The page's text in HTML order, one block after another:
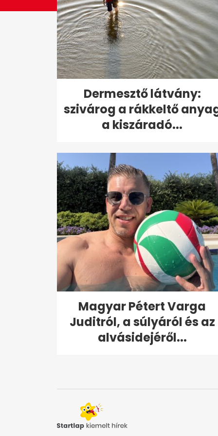
Dermesztő látvány:
szivárog a rákkeltő
a kiszáradó...
Magyar Pétert Varga
Juditról, a súlyáról és az
alvásidejéről...